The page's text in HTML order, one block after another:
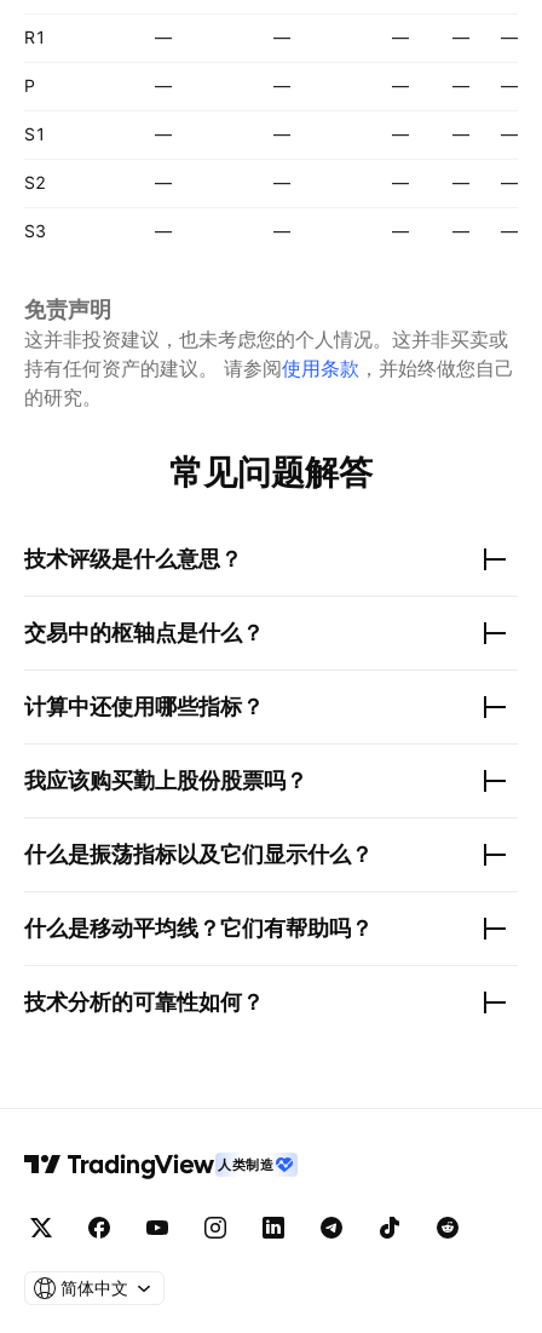
R1 — — — — —
P — — — — —
S1 — — — — —
S2 — — — — —
S3 — — — — —
免责声明
这并非投资建议，也未考虑您的个人情况。这并非买卖或
持有任何资产的建议。
请参阅使用条款 ，并始终做您自己
的研究。
常见问题解答
技术评级是什么意思？
交易中的枢轴点是什么？
计算中还使用哪些指标？
我应该购买勤上股份股票吗？
什么是振荡指标以及它们显示什么？
什么是移动平均线？它们有帮助吗？
技术分析的可靠性如何？
人类制造
简体中文